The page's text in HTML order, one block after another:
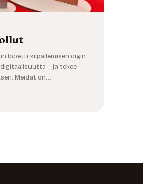
lopetti kilpailemisen digin
– ja tekee
Meidät on…